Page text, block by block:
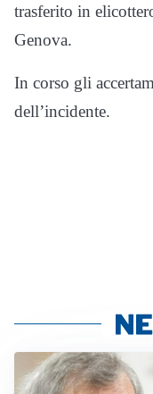
trasferito in
Genova.
In corso gli
dell’incidente.